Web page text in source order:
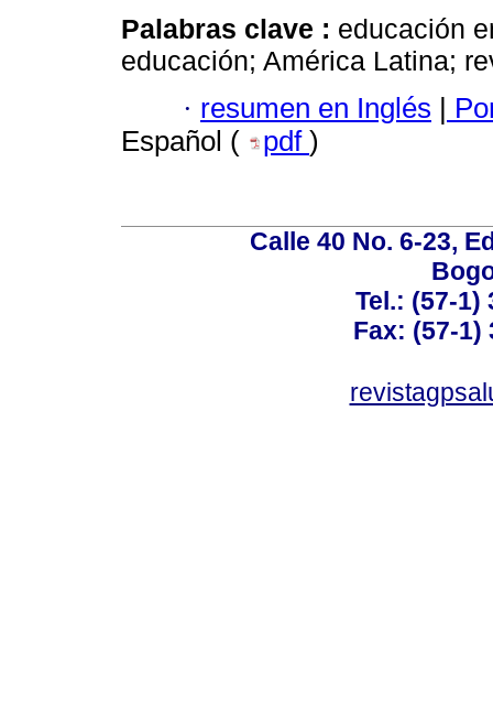
Palabras clave : educación
educación; América Latina;
· resumen en Inglés |
Español (
pdf )
Calle 40 No. 6-23,
Tel.: (57-1)
Fax: (57-1)